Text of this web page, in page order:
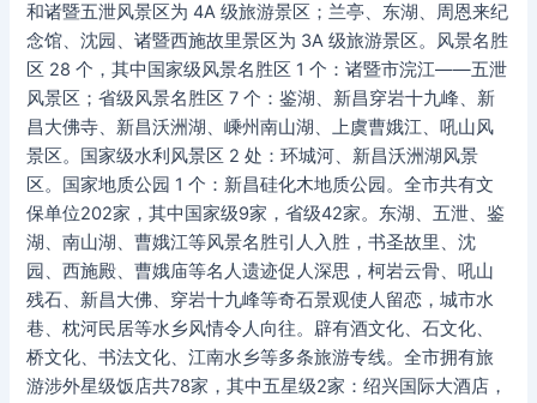
和诸暨五泄风景区为 4A 级旅游景区；兰亭、东湖、周恩来纪
念馆、沈园、诸暨西施故里景区为 3A 级旅游景区。风景名胜
区 28 个，其中国家级风景名胜区 1 个：诸暨市浣江——五泄
风景区；省级风景名胜区 7 个：鉴湖、新昌穿岩十九峰、新
昌大佛寺、新昌沃洲湖、嵊州南山湖、上虞曹娥江、吼山风
景区。国家级水利风景区 2 处：环城河、新昌沃洲湖风景
区。国家地质公园 1 个：新昌硅化木地质公园。全市共有文
保单位202家，其中国家级9家，省级42家。东湖、五泄、鉴
湖、南山湖、曹娥江等风景名胜引人入胜，书圣故里、沈
园、西施殿、曹娥庙等名人遗迹促人深思，柯岩云骨、吼山
残石、新昌大佛、穿岩十九峰等奇石景观使人留恋，城市水
巷、枕河民居等水乡风情令人向往。辟有酒文化、石文化、
桥文化、书法文化、江南水乡等多条旅游专线。全市拥有旅
游涉外星级饭店共78家，其中五星级2家：绍兴国际大酒店，